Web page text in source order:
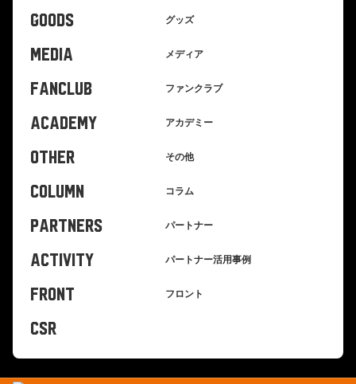
GOODS グッズ
MEDIA メディア
FANCLUB ファンクラブ
ACADEMY アカデミー
OTHER その他
COLUMN コラム
PARTNERS パートナー
ACTIVITY パートナー活用事例
FRONT フロント
CSR